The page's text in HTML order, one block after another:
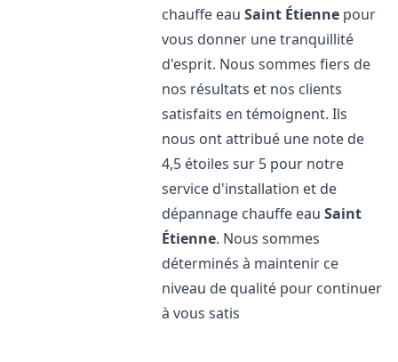
chauffe eauSaint Étienne pour
vous donner une tranquillité
d'esprit. Nous sommes fiers de
nos résultats et nos clients
satisfaits en témoignent. Ils
nous ont attribué une note de
4,5 étoiles sur 5 pour notre
service d'installation et de
dépannage chauffe eauSaint
Étienne. Nous sommes
déterminés à maintenir ce
niveau de qualité pour continuer
à vous satis